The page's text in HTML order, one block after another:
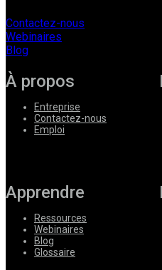
Contactez-nous
Webinaires
Blog
À propos
Entreprise
Contactez-nous
Emploi
Apprendre
Ressources
Webinaires
Blog
Glossaire